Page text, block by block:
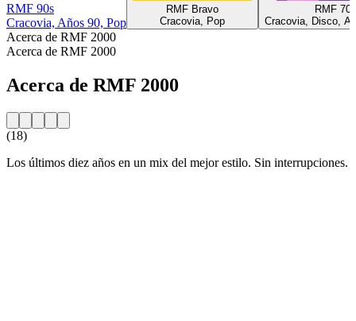
RMF 90s
Cracovia, Años 90, Pop
RMF Bravo
Cracovia, Pop
RMF 70s
Cracovia, Disco,
Acerca de RMF 2000
Acerca de RMF 2000
Acerca de RMF 2000
(18)
Los últimos diez años en un mix del mejor estilo. Sin interrupciones.